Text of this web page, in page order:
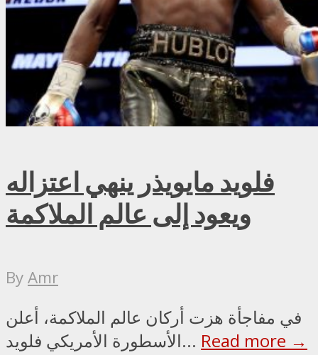
فلويد مايويذر ينهي اعتزاله
ويعود إلى عالم الملاكمة
ByAmr
في مفاجأة هزت أركان عالم الملاكمة، أعلن
الأسطورة الأمريكي فلويد... Read more →